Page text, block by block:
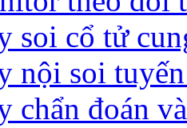
soi cổ tử
nội soi
chẩn đoán